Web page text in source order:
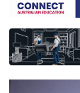
प्रदेश
English